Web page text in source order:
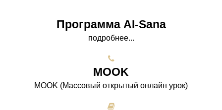
Программа AI-Sana
подробнее...
МООK
МООK (Массовый открытый онлайн урок)